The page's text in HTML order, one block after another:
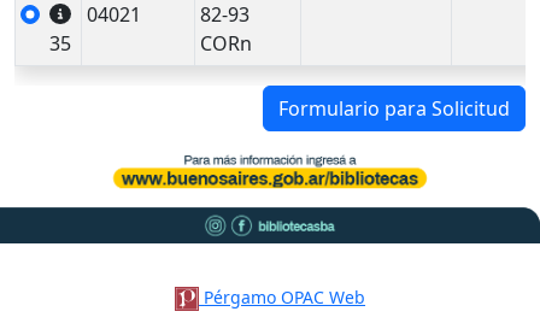
35
04021
82-93
CORn
Formulario para Solicitud
Pérgamo OPAC Web